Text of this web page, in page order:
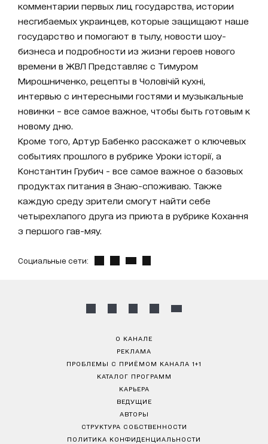
комментарии первых лиц государства, истории
несгибаемых украинцев, которые защищают наше
государство и помогают в тылу, новости шоу-
бизнеса и подробности из жизни героев нового
времени в ЖВЛ Представляє с Тимуром
Мирошниченко, рецепты в Чоловічій кухні,
интервью с интересными гостями и музыкальные
новинки – все самое важное, чтобы быть готовым к
новому дню.
Кроме того, Артур Бабенко расскажет о ключевых
событиях прошлого в рубрике Уроки історії, а
Константин Грубич - все самое важное о базовых
продуктах питания в Знаю-споживаю. Также
каждую среду зрители смогут найти себе
четырехлапого друга из приюта в рубрике Кохання
з першого гав-мяу.
Социальные сети:
О КАНАЛЕ
РЕКЛАМА
ПРОБЛЕМЫ С ПРИЁМОМ КАНАЛА 1+1
КАТАЛОГ ПРОГРАММ
КАРЬЕРА
ВЕДУЩИЕ
АВТОРЫ
СТРУКТУРА СОБСТВЕННОСТИ
ПОЛИТИКА КОНФИДЕНЦИАЛЬНОСТИ